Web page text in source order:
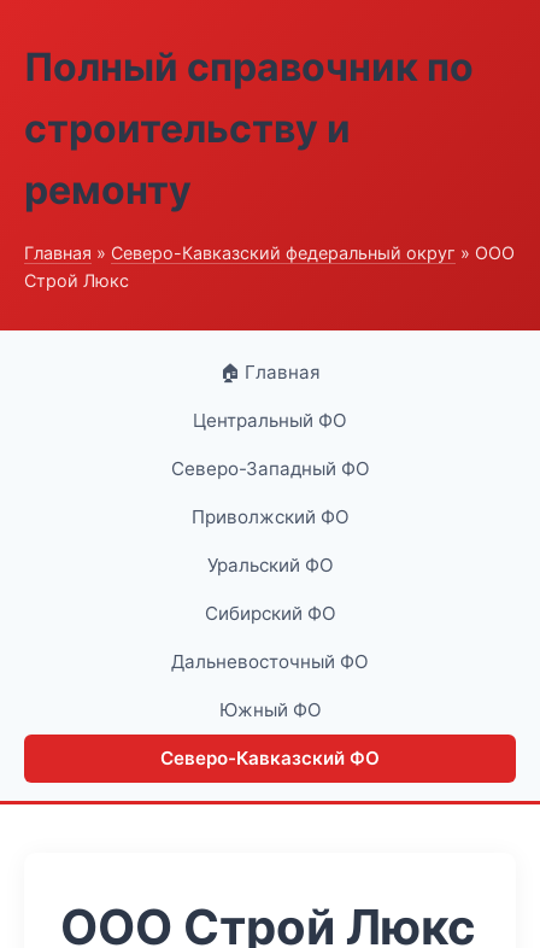
Полный справочник по
строительству и
ремонту
Главная » Северо-Кавказский федеральный округ » ООО
Строй Люкс
🏠 Главная
Центральный ФО
Северо-Западный ФО
Приволжский ФО
Уральский ФО
Сибирский ФО
Дальневосточный ФО
Южный ФО
Северо-Кавказский ФО
ООО Строй Люкс